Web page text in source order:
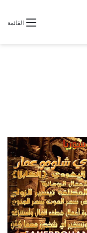
القائمة